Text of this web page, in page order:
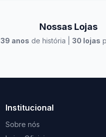
Nossas Lojas
39 anos de história | 30 lojas
Institucional
Sobre nós